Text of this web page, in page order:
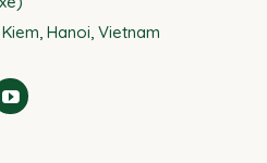
Hanoi, Vietnam